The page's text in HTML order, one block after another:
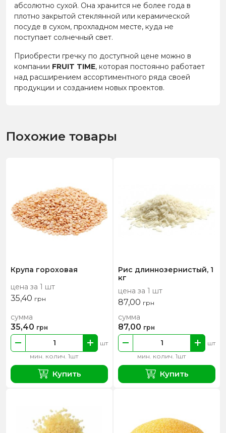
абсолютно сухой. Она хранится не более года в
плотно закрытой стеклянной или керамической
посуде в сухом, прохладном месте, куда не
поступает солнечный свет.
Приобрести гречку по доступной цене можно в
компании FRUIT TIME, которая постоянно работает
над расширением ассортиментного ряда своей
продукции и созданием новых проектов.
Похожие товары
Крупа гороховая
цена за 1 шт
35,40 грн
мин. колич. 1шт
шт
сумма
35,40 грн
Купить
Рис длиннозернистый, 1
кг
цена за 1 шт
87,00 грн
мин. колич. 1шт
шт
сумма
87,00 грн
Купить